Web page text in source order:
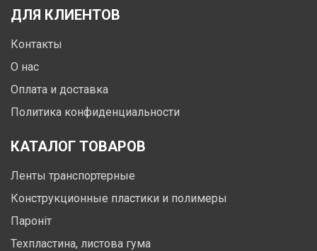
ДЛЯ КЛИЕНТОВ
Контакты
О нас
Оплата и доставка
Политика конфиденциальности
КАТАЛОГ ТОВАРОВ
Ленты транспортерные
Конструкционные пластики и полимеры
Пароніт
Техпластина, листова гума